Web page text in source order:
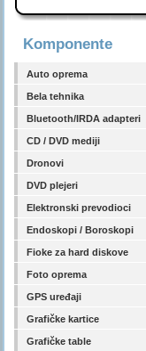
Komponente
Auto oprema
Bela tehnika
Bluetooth/IRDA adapteri
CD / DVD mediji
Dronovi
DVD plejeri
Elektronski prevodioci
Endoskopi / Boroskopi
Fioke za hard diskove
Foto oprema
GPS uređaji
Grafičke kartice
Grafičke table